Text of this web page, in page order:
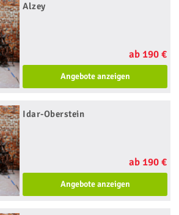
Alzey
ab 190 €
Angebote anzeigen
Idar-Oberstein
ab 190 €
Angebote anzeigen